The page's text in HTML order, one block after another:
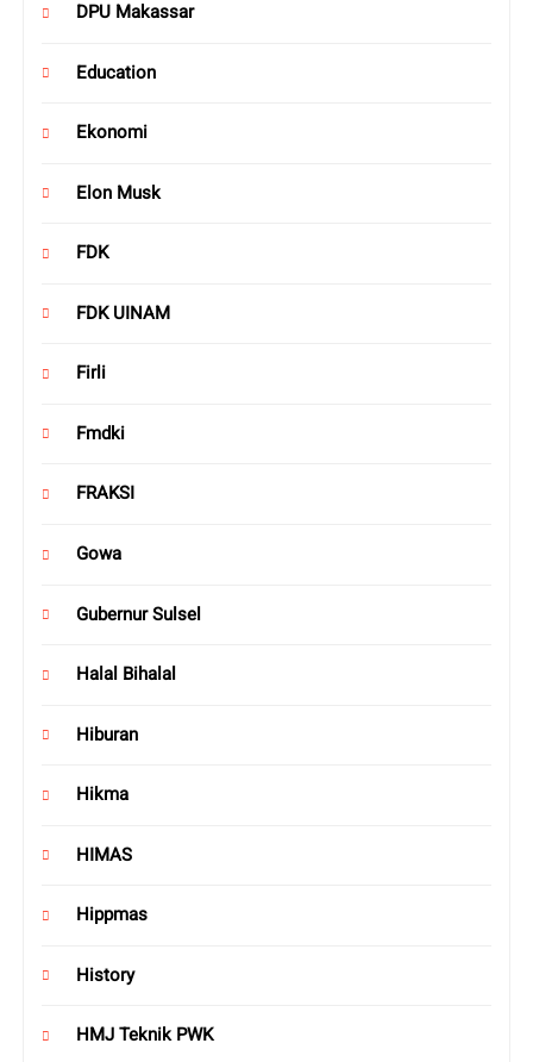
DPU Makassar
Education
Ekonomi
Elon Musk
FDK
FDK UINAM
Firli
Fmdki
FRAKSI
Gowa
Gubernur Sulsel
Halal Bihalal
Hiburan
Hikma
HIMAS
Hippmas
History
HMJ Teknik PWK